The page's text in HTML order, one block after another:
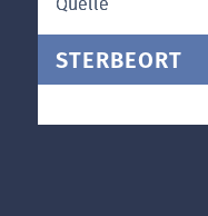
STERBEORT